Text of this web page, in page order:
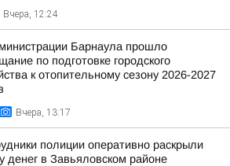
Вчера, 12:24
Барнаула прошло
по подготовке городского
к отопительному сезону 2026-2027
Вчера, 13:17
полиции оперативно раскрыли
денег в Завьяловском районе